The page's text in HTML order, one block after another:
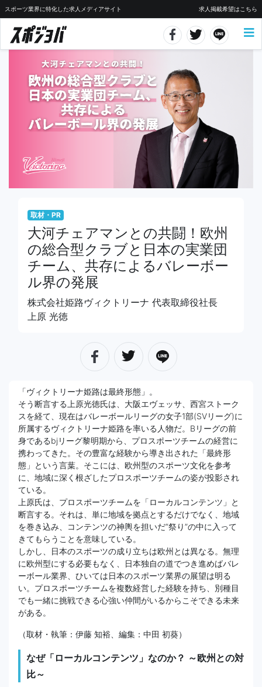
スポーツ業界に特化した求人メディアサイト 求人掲載希望はこちら
取材・PR
大河チェアマンとの共闘！欧州
の総合型クラブと日本の実業団
チーム、共存によるバレーボー
ル界の発展
株式会社姫路ヴィクトリーナ 代表取締役社長
上原 光徳
「ヴィクトリーナ姫路は最終形態」。
そう断言する上原光徳氏は、大阪エヴェッサ、西宮ストーク
スを経て、現在はバレーボールリーグの女子1部(SVリーグ)に
所属するヴィクトリーナ姫路を率いる人物だ。Bリーグの前
身であるbjリーグ黎明期から、プロスポーツチームの経営に
携わってきた。その豊富な経験から導き出された「最終形
態」という言葉。そこには、欧州型のスポーツ文化を参考
に、地域に深く根ざしたプロスポーツチームの姿が投影され
ている。
上原氏は、プロスポーツチームを「ローカルコンテンツ」と
断言する。それは、単に地域を拠点とするだけでなく、地域
を巻き込み、コンテンツの神輿を担いだ”祭り”の中に入って
きてもらうことを意味している。
しかし、日本のスポーツの成り立ちは欧州とは異なる。無理
に欧州型にする必要もなく、日本独自の道でつき進めばバレ
ーボール業界、ひいては日本のスポーツ業界の展望は明る
い。プロスポーツチームを複数経営した経験を持ち、別種目
でも一緒に挑戦できる心強い仲間がいるからこそできる未来
がある。
（取材・執筆：伊藤 知裕、編集：中田 初葵）
なぜ「ローカルコンテンツ」なのか？ ～欧州との対
比～